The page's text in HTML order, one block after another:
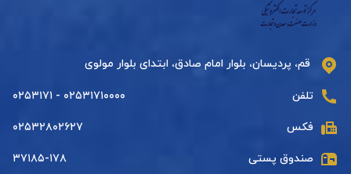
قم، پردیسان، بلوار امام صادق، ابتدای بلوار مولوی
تلفن ۰۲۵۳۱۷۱۰۰۰۰ - ۰۲۵۳۱۷۱
فکس ۰۲۵۳۲۸۰۲۶۲۷
صندوق پستی ۳۷۱۸۵-۱۷۸